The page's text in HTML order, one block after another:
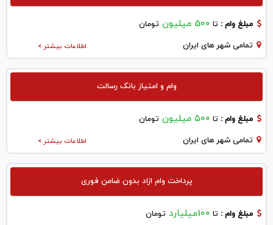
مبلغ وام : تا 500 میلیون تومان
اطلاعات بیشتر > تمامی شهر های ایران
وام و امتیاز بانک رسالت
مبلغ وام : تا ۵۰۰ میلیون تومان
اطلاعات بیشتر > تمامی شهر های ایران
پرداخت وام ازاد بدون ضامن فوری
مبلغ وام : تا 100میلیارد تومان